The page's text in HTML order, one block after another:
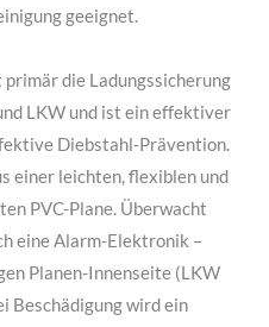
UV-beständig, weisen nach
geeignet.
die Ladungssicherung
LKW und ist ein effektiver
Diebstahl-Prävention.
einer leichten, flexiblen und
PVC-Plane. Überwacht
eine Alarm-Elektronik –